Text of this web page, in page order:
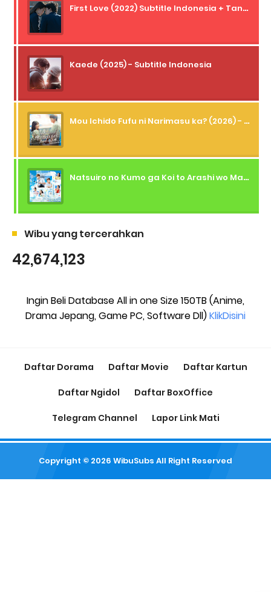
First Love (2022) Subtitle Indonesia + Tanpa Iklan + Streaming + 1080p
Kaede (2025) - Subtitle Indonesia
Mou Ichido Fufu ni Narimasu ka? (2026) - 01 Subtitle Indonesia
Natsuiro no Kumo ga Koi to Arashi wo Makiokosu (2026) - 01 Subtitle Indonesia
Wibu yang tercerahkan
42,674,123
Ingin Beli Database All in one Size 150TB (Anime,
Drama Jepang, Game PC, Software Dll)KlikDisini
Daftar Dorama Daftar Movie Daftar Kartun
Daftar Ngidol Daftar BoxOffice
Telegram Channel Lapor Link Mati
Copyright © 2026 WibuSubs All Right Reserved